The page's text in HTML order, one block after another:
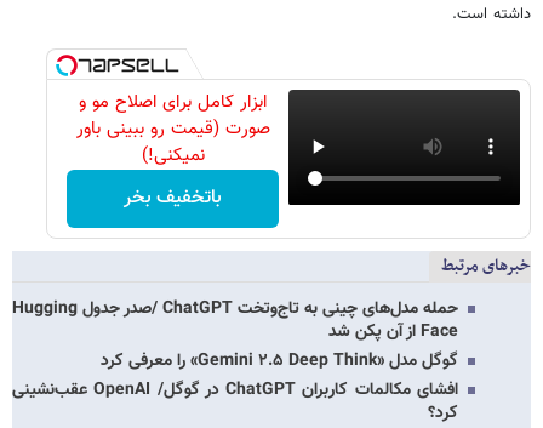
داشته است.
ابزار کامل برای اصلاح مو و
صورت (قیمت رو ببینی باور
نمیکنی!)
باتخفیف بخر
خبرهای مرتبط
حمله مدل‌های چینی به تاج‌وتخت ChatGPT /صدر جدول Hugging
Face از آن پکن شد
گوگل مدل «Gemini ۲.۵ Deep Think» را معرفی کرد
افشای مکالمات کاربران ChatGPT در گوگل/ OpenAI عقب‌نشینی
کرد؟